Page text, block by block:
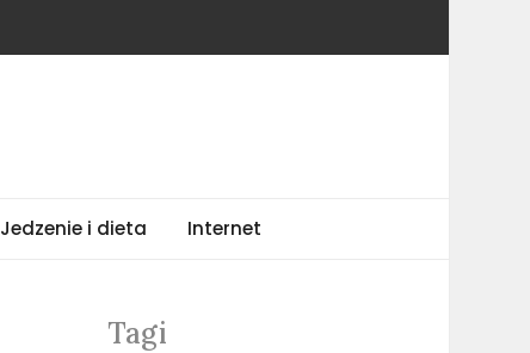
Jedzenie i dieta Internet
Tagi